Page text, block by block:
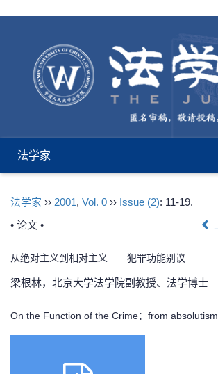
法学家
法学家 ›› 2001, Vol. 0 ›› Issue (2): 11-19.
• 论文 •
从绝对主义到相对主义——犯罪功能别议
梁根林，北京大学法学院副教授、法学博士
On the Function of the Crime：from